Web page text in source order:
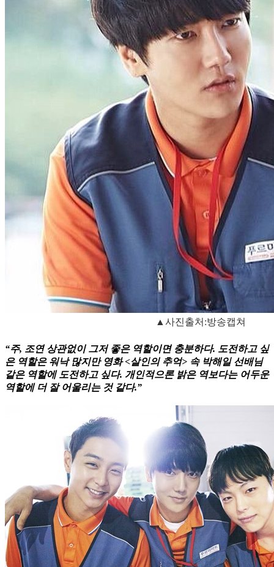
▲사진출처:방송캡쳐
“주, 조연 상관없이 그저 좋은 역할이면 충분하다. 도전하고 싶
은 역할은 워낙 많지만 영화 <살인의 추억> 속 박해일 선배님
같은 역할에 도전하고 싶다. 개인적으론 밝은 역보다는 어두운
역할에 더 잘 어울리는 것 같다.”